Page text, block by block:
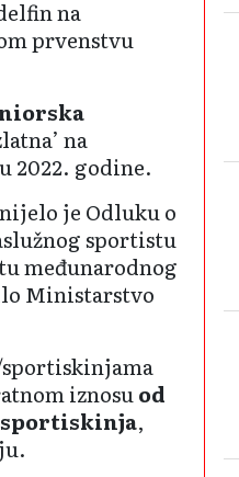
na
prvenstvu
na
2022. godine.
je Odluku o
sportistu
međunarodnog
Ministarstvo
iznosuod
sportiskinja,